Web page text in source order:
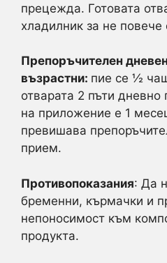
прецежда. Готовата
хладилник за не повече
Препоръчителен
възрастни: пие се ½
отварата 2 пъти дневно
на приложение е 1
превишава
прием.
Противопоказания: Да
бременни, кърмачки и
непоносимост към
продукта.